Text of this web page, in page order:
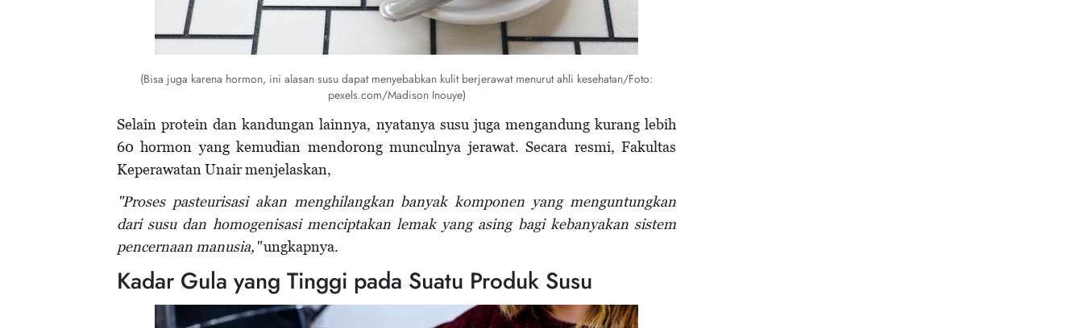
(Bisa juga karena hormon, ini alasan susu dapat menyebabkan kulit berjerawat menurut ahli kesehatan/Foto:
pexels.com/Madison Inouye)
Selain protein dan kandungan lainnya, nyatanya susu juga mengandung kurang lebih
60 hormon yang kemudian mendorong munculnya jerawat. Secara resmi, Fakultas
Keperawatan Unair menjelaskan,
"Proses pasteurisasi akan menghilangkan banyak komponen yang menguntungkan
dari susu dan homogenisasi menciptakan lemak yang asing bagi kebanyakan sistem
pencernaan manusia,"ungkapnya.
Kadar Gula yang Tinggi pada Suatu Produk Susu